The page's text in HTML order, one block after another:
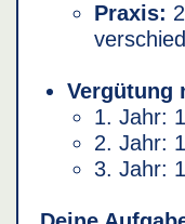
Praxis:
Vergütung
1. Jahr:
2. Jahr:
3. Jahr: